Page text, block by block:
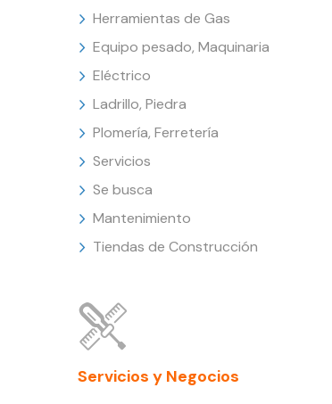
Herramientas de Gas
Equipo pesado, Maquinaria
Eléctrico
Ladrillo, Piedra
Plomería, Ferretería
Servicios
Se busca
Mantenimiento
Tiendas de Construcción
Servicios y Negocios